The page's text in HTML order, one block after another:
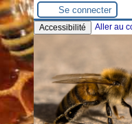
Se connecter
Accessibilité Aller au